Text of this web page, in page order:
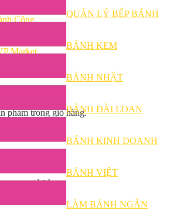
Công
Market
phẩm trong giỏ hàng.
trong giỏ hàng.
QUẢN LÝ BẾP BÁNH
BÁNH KEM
BÁNH NHẬT
BÁNH ĐÀI LOAN
BÁNH KINH DOANH
BÁNH VIỆT
LÀM BÁNH NGẮN